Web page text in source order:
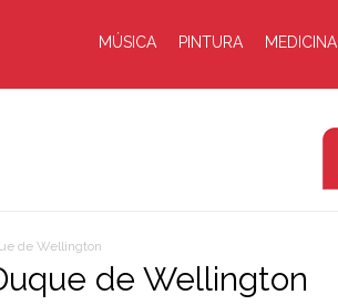
MÚSICA PINTURA MEDICINA
de Wellington
de Wellington